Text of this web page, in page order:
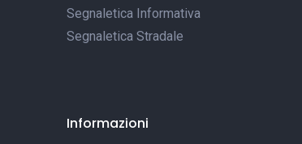
Segnaletica Informativa
Segnaletica Stradale
Informazioni